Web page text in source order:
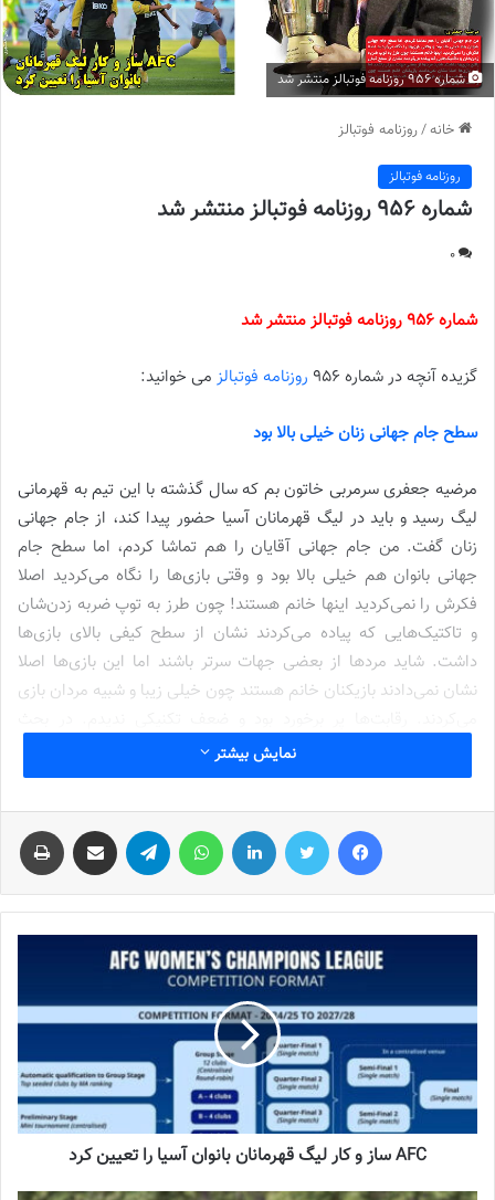
شماره 956 روزنامه فوتبالز منتشر شد
خانه/روزنامه فوتبالز
روزنامه فوتبالز
شماره 956 روزنامه فوتبالز منتشر شد
0
شماره 956 روزنامه فوتبالز منتشر شد
گزیده آنچه در شماره 956 روزنامه فوتبالز می خوانید:
سطح جام جهانی زنان خیلی بالا بود
مرضیه جعفری سرمربی خاتون بم که سال گذشته با این تیم به قهرمانی
لیگ رسید و باید در لیگ قهرمانان آسیا حضور پیدا کند، از جام جهانی
زنان گفت. من جام جهانی آقایان را هم تماشا کردم، اما سطح جام
جهانی بانوان هم خیلی بالا بود و وقتی بازی‌ها را نگاه می‌کردید اصلا
فکرش را نمی‌کردید اینها خانم هستند! چون طرز به توپ ضربه زدن‌شان
و تاکتیک‌هایی که پیاده می‌کردند نشان از سطح کیفی بالای بازی‌ها
داشت‌‌. شاید مردها از بعضی جهات سرتر باشند اما این بازی‌ها اصلا
نشان نمی‌دادند بازیکنان خانم هستند چون خیلی زیبا و شبیه مردان بازی
تاکتیکی هم ‌دیدیم که یکسری آقایان هم دچار مشکل هستند اما در
بانوان و بازی فینال دیدید که چقدر خوب پاسکاری می‌کردند. خب معلوم
است که همه تیم‌ها به خصوص انگلیس و اسپانیا خیلی کار کردند.
شماره 772 روزنامه فوتبالز منتشر شد
2022-12-16
شماره 1054 روزنامه فوتبالز منتشر شد
2023-12-25
شماره 900 روزنامه فوتبالز منتشر شد
نمایش بیشتر
AFC ساز و کار لیگ قهرمانان بانوان آسیا را تعیین کرد